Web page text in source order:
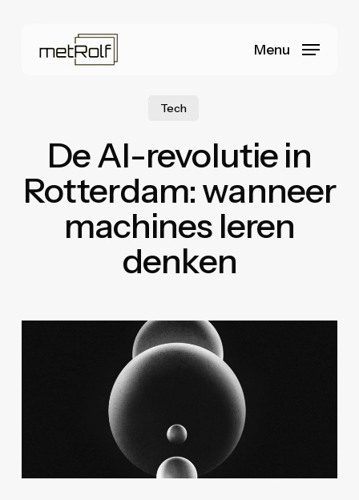
Menu
Tech
De AI-revolutie in
Rotterdam: wanneer
machines leren
denken